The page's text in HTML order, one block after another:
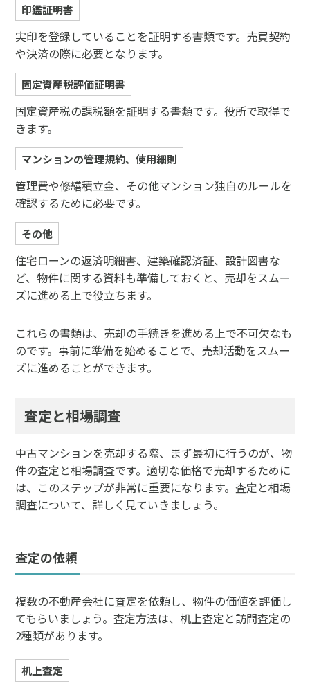
印鑑証明書
実印を登録していることを証明する書類です。売買契約
や決済の際に必要となります。
固定資産税評価証明書
固定資産税の課税額を証明する書類です。役所で取得で
きます。
マンションの管理規約、使用細則
管理費や修繕積立金、その他マンション独自のルールを
確認するために必要です。
その他
住宅ローンの返済明細書、建築確認済証、設計図書な
ど、物件に関する資料も準備しておくと、売却をスムー
ズに進める上で役立ちます。
これらの書類は、売却の手続きを進める上で不可欠なも
のです。事前に準備を始めることで、売却活動をスムー
ズに進めることができます。
査定と相場調査
中古マンションを売却する際、まず最初に行うのが、物
件の査定と相場調査です。適切な価格で売却するために
は、このステップが非常に重要になります。査定と相場
調査について、詳しく見ていきましょう。
査定の依頼
複数の不動産会社に査定を依頼し、物件の価値を評価し
てもらいましょう。査定方法は、机上査定と訪問査定の
2種類があります。
机上査定